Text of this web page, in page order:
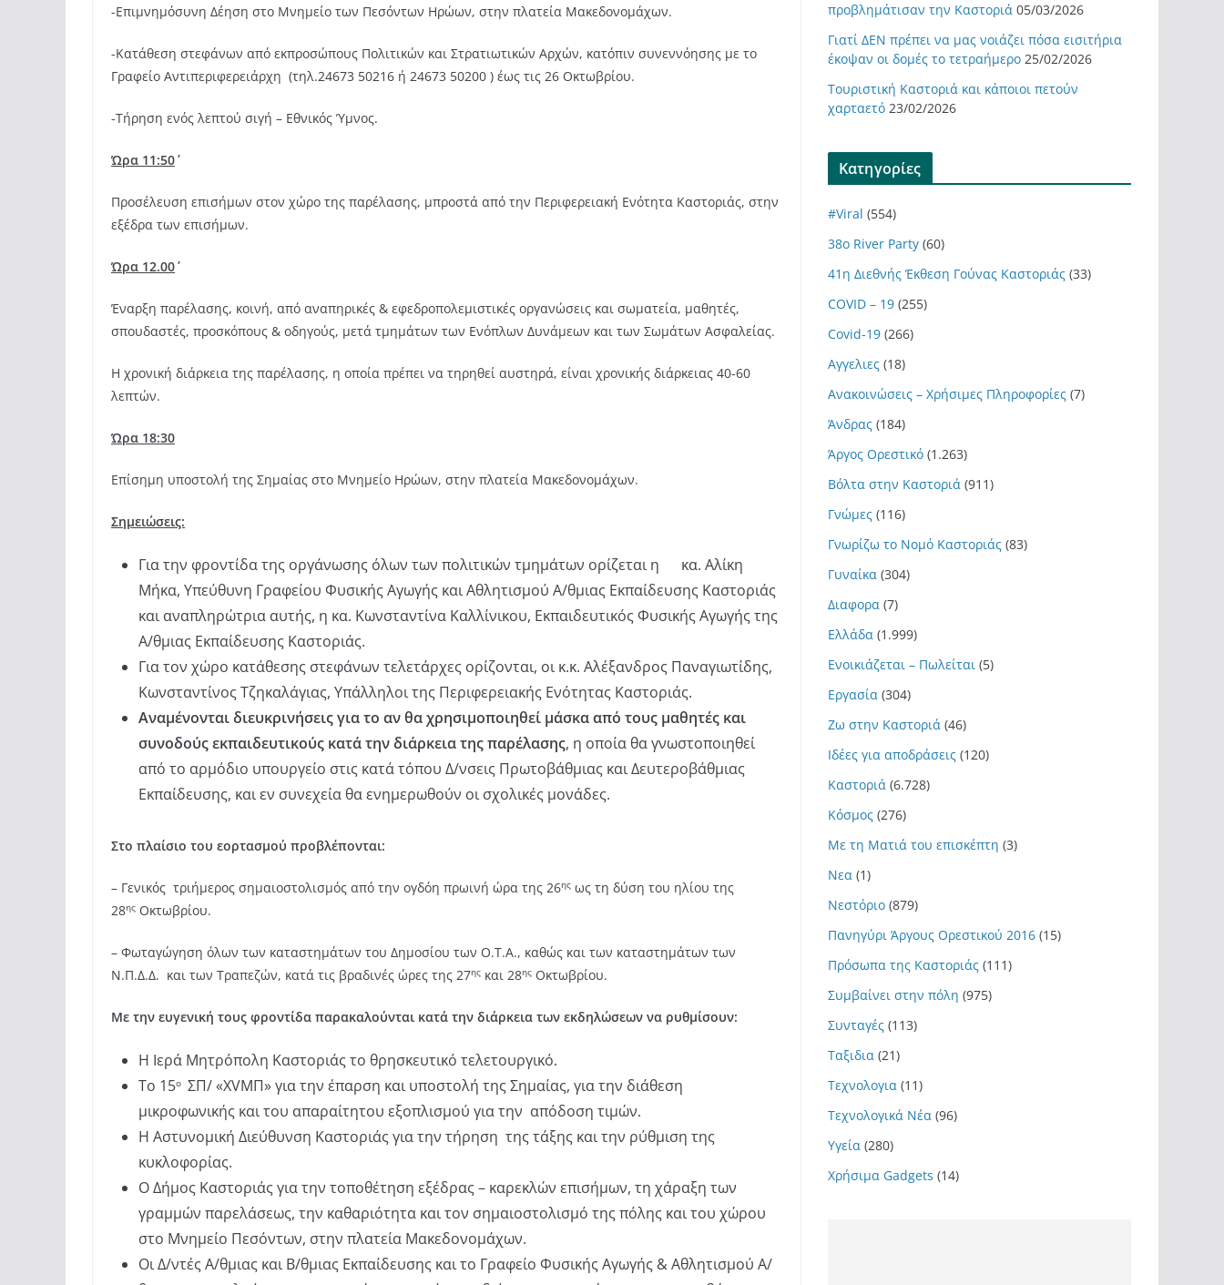
-Επιμνημόσυνη Δέηση στο Μνημείο των Πεσόντων Ηρώων, στην πλατεία Μακεδονομάχων.
-Κατάθεση στεφάνων από εκπροσώπους Πολιτικών και Στρατιωτικών Αρχών, κατόπιν συνεννόησης με το
Γραφείο Αντιπεριφερειάρχη (τηλ.24673 50216 ή 24673 50200 ) έως τις 26 Οκτωβρίου.
-Τήρηση ενός λεπτού σιγή – Εθνικός Ύμνος.
Ώρα 11:50΄
Προσέλευση επισήμων στον χώρο της παρέλασης, μπροστά από την Περιφερειακή Ενότητα Καστοριάς, στην
εξέδρα των επισήμων.
Ώρα 12.00΄
Έναρξη παρέλασης, κοινή, από αναπηρικές & εφεδροπολεμιστικές οργανώσεις και σωματεία, μαθητές,
σπουδαστές, προσκόπους & οδηγούς, μετά τμημάτων των Ενόπλων Δυνάμεων και των Σωμάτων Ασφαλείας.
Η χρονική διάρκεια της παρέλασης, η οποία πρέπει να τηρηθεί αυστηρά, είναι χρονικής διάρκειας 40-60
λεπτών.
Ώρα 18:30
Επίσημη υποστολή της Σημαίας στο Μνημείο Ηρώων, στην πλατεία Μακεδονομάχων.
Σημειώσεις:
Για την φροντίδα της οργάνωσης όλων των πολιτικών τμημάτων ορίζεται η κα. Αλίκη
Μήκα, Υπεύθυνη Γραφείου Φυσικής Αγωγής και Αθλητισμού Α/θμιας Εκπαίδευσης Καστοριάς
και αναπληρώτρια αυτής, η κα. Κωνσταντίνα Καλλίνικου, Εκπαιδευτικός Φυσικής Αγωγής της
Α/θμιας Εκπαίδευσης Καστοριάς.
Για τον χώρο κατάθεσης στεφάνων τελετάρχες ορίζονται, οι κ.κ. Αλέξανδρος Παναγιωτίδης,
Κωνσταντίνος Τζηκαλάγιας, Υπάλληλοι της Περιφερειακής Ενότητας Καστοριάς.
Αναμένονται διευκρινήσεις για το αν θα χρησιμοποιηθεί μάσκα από τους μαθητές και
συνοδούς εκπαιδευτικούς κατά την διάρκεια της παρέλασης, η οποία θα γνωστοποιηθεί
από το αρμόδιο υπουργείο στις κατά τόπου Δ/νσεις Πρωτοβάθμιας και Δευτεροβάθμιας
Εκπαίδευσης, και εν συνεχεία θα ενημερωθούν οι σχολικές μονάδες.
Στο πλαίσιο του εορτασμού προβλέπονται:
– Γενικός τριήμερος σημαιοστολισμός από την ογδόη πρωινή ώρα της 26ης ως τη δύση του ηλίου της
28ης Οκτωβρίου.
– Φωταγώγηση όλων των καταστημάτων του Δημοσίου των Ο.Τ.Α., καθώς και των καταστημάτων των
Ν.Π.Δ.Δ. και των Τραπεζών, κατά τις βραδινές ώρες της 27ης και 28ης Οκτωβρίου.
Με την ευγενική τους φροντίδα παρακαλούνται κατά την διάρκεια των εκδηλώσεων να ρυθμίσουν:
Η Ιερά Μητρόπολη Καστοριάς το θρησκευτικό τελετουργικό.
Το 15ο ΣΠ/ «XVΜΠ» για την έπαρση και υποστολή της Σημαίας, για την διάθεση
μικροφωνικής και του απαραίτητου εξοπλισμού για την απόδοση τιμών.
Η Αστυνομική Διεύθυνση Καστοριάς για την τήρηση της τάξης και την ρύθμιση της
κυκλοφορίας.
Ο Δήμος Καστοριάς για την τοποθέτηση εξέδρας – καρεκλών επισήμων, τη χάραξη των
γραμμών παρελάσεως, την καθαριότητα και τον σημαιοστολισμό της πόλης και του χώρου
στο Μνημείο Πεσόντων, στην πλατεία Μακεδονομάχων.
Οι Δ/ντές Α/θμιας και Β/θμιας Εκπαίδευσης και το Γραφείο Φυσικής Αγωγής & Αθλητισμού Α/
προβλημάτισαν την Καστοριά 05/03/2026
Γιατί ΔΕΝ πρέπει να μας νοιάζει πόσα εισιτήρια
έκοψαν οι δομές το τετραήμερο 25/02/2026
Τουριστική Καστοριά και κάποιοι πετούν
χαρταετό 23/02/2026
Kατηγορίες
#Viral (554)
38ο River Party (60)
41η Διεθνής Έκθεση Γούνας Καστοριάς (33)
COVID – 19 (255)
Covid-19 (266)
Αγγελιες (18)
Ανακοινώσεις – Χρήσιμες Πληροφορίες (7)
Άνδρας (184)
Άργος Ορεστικό (1.263)
Βόλτα στην Καστοριά (911)
Γνώμες (116)
Γνωρίζω το Νομό Καστοριάς (83)
Γυναίκα (304)
Διαφορα (7)
Ελλάδα (1.999)
Ενοικιάζεται – Πωλείται (5)
Εργασία (304)
Ζω στην Καστοριά (46)
Ιδέες για αποδράσεις (120)
Καστοριά (6.728)
Κόσμος (276)
Με τη Ματιά του επισκέπτη (3)
Νεα (1)
Νεστόριο (879)
Πανηγύρι Άργους Ορεστικού 2016 (15)
Πρόσωπα της Καστοριάς (111)
Συμβαίνει στην πόλη (975)
Συνταγές (113)
Ταξιδια (21)
Τεχνολογια (11)
Τεχνολογικά Νέα (96)
Υγεία (280)
Χρήσιμα Gadgets (14)